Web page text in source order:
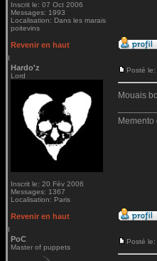
Inscrit le: 07 Oct 2006
Messages: 1993
Localisation: Dans les marais
poitevins
Revenir en haut
Hardo'z
Lord
Inscrit le: 20 Fév 2006
Messages: 1367
Localisation: Paris
Posté
Mouais
Revenir en haut
PoC
Master of puppets
Posté